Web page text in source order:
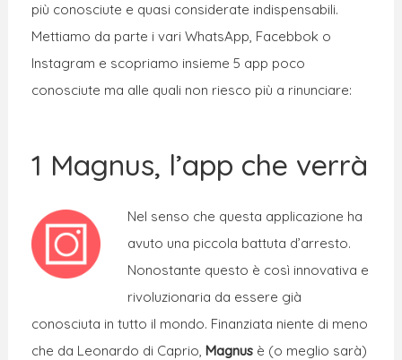
più conosciute e quasi considerate indispensabili.
Mettiamo da parte i vari WhatsApp, Facebbok o
Instagram e scopriamo insieme 5 app poco
conosciute ma alle quali non riesco più a rinunciare:
1 Magnus, l’app che verrà
Nel senso che questa applicazione ha
avuto una piccola battuta d’arresto.
Nonostante questo è così innovativa e
rivoluzionaria da essere già
conosciuta in tutto il mondo. Finanziata niente di meno
che da Leonardo di Caprio, Magnus è (o meglio sarà)